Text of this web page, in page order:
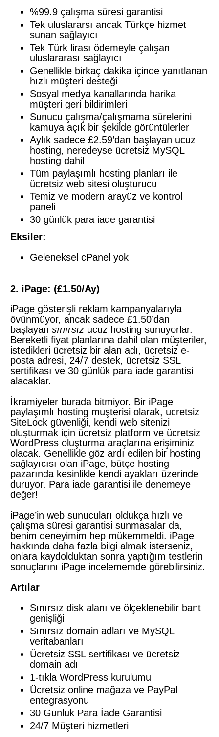
%99.9 çalışma süresi garantisi
Tek uluslararsı ancak Türkçe hizmet
sunan sağlayıcı
Tek Türk lirası ödemeyle çalışan
uluslararası sağlayıcı
Genellikle birkaç dakika içinde yanıtlanan
hızlı müşteri desteği
Sosyal medya kanallarında harika
müşteri geri bildirimleri
Sunucu çalışma/çalışmama sürelerini
kamuya açık bir şekilde görüntülerler
Aylık sadece £2.59’dan başlayan ucuz
hosting, neredeyse ücretsiz MySQL
hosting dahil
Tüm paylaşımlı hosting planları ile
ücretsiz web sitesi oluşturucu
Temiz ve modern arayüz ve kontrol
paneli
30 günlük para iade garantisi
Eksiler:
Geleneksel cPanel yok
2. iPage: (£1.50/Ay)
iPage gösterişli reklam kampanyalarıyla
övünmüyor, ancak sadece £1.50’dan
başlayan sınırsız ucuz hosting sunuyorlar.
Bereketli fiyat planlarına dahil olan müşteriler,
istedikleri ücretsiz bir alan adı, ücretsiz e-
posta adresi, 24/7 destek, ücretsiz SSL
sertifikası ve 30 günlük para iade garantisi
alacaklar.
İkramiyeler burada bitmiyor. Bir iPage
paylaşımlı hosting müşterisi olarak, ücretsiz
SiteLock güvenliği, kendi web sitenizi
oluşturmak için ücretsiz platform ve ücretsiz
WordPress oluşturma araçlarına erişiminiz
olacak. Genellikle göz ardı edilen bir hosting
sağlayıcısı olan iPage, bütçe hosting
pazarında kesinlikle kendi ayakları üzerinde
duruyor. Para iade garantisi ile denemeye
değer!
iPage’in web sunucuları oldukça hızlı ve
çalışma süresi garantisi sunmasalar da,
benim deneyimim hep mükemmeldi. iPage
hakkında daha fazla bilgi almak isterseniz,
onlara kaydolduktan sonra yaptığım testlerin
sonuçlarını iPage incelememde görebilirsiniz.
Artılar
Sınırsız disk alanı ve ölçeklenebilir bant
genişliği
Sınırsız domain adları ve MySQL
veritabanları
Ücretsiz SSL sertifikası ve ücretsiz
domain adı
1-tıkla WordPress kurulumu
Ücretsiz online mağaza ve PayPal
entegrasyonu
30 Günlük Para İade Garantisi
24/7 Müşteri hizmetleri